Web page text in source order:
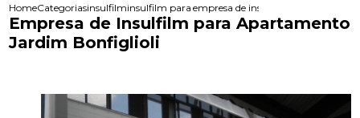
HomeCategoriasinsulfilminsulfilm para acrilicoempresa de insulfilm para
Empresa de Insulfilm para Apartamento
Jardim Bonfiglioli